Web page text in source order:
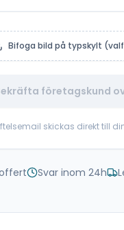
Bifoga bild på typskylt
företagskund
skickas direkt till
Svar inom 24h